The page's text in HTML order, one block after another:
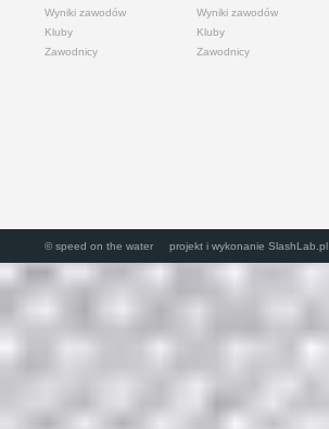
Wyniki zawodów
Kluby
Zawodnicy
Wyniki zawodów
Kluby
Zawodnicy
© speed on the water projekt i wykonanie SlashLab.pl